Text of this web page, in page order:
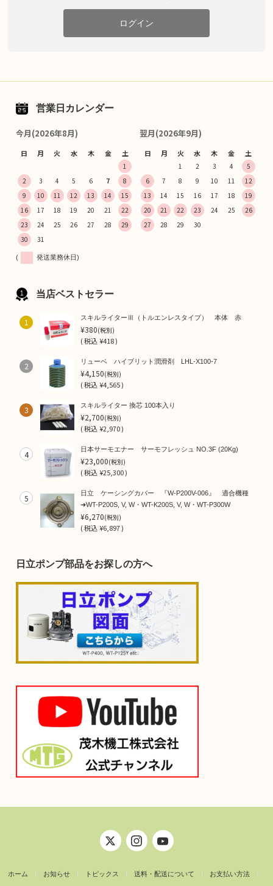
ログイン
営業日カレンダー
今月(2026年8月)
日 月 火 水 木 金 土
1
2
3 4 5 6 7
8
9
10 11 12 13 14
15
16
17 18 19 20 21
22
23
24 25 26 27 28
29
30
31
翌月(2026年9月)
日 月 火 水 木 金 土
1 2 3 4
5
6
7 8 9 10 11
12
13
14 15 16 17 18
19
20
21 22 23 24 25
26
27
28 29 30
( 発送業務休日)
当店ベストセラー
1 スキルライターⅢ（トルエンレスタイプ） 本体 赤
¥380(税別)
(税込¥418 )
2 リューベ ハイブリット潤滑剤 LHL-X100-7
¥4,150(税別)
(税込¥4,565 )
3 スキルライター 換芯 100本入り
¥2,700(税別)
(税込¥2,970 )
4 日本サーモエナー サーモフレッシュ NO.3F (20Kg)
¥23,000(税別)
(税込¥25,300 )
5
日立 ケーシングカバー 『W-P200V-006』 適合機種
➜WT-P200S, V, W・WT-K200S, V, W・WT-P300W
¥6,270(税別)
(税込¥6,897 )
日立ポンプ部品をお探しの方へ
ホーム お知らせ トピックス 送料・配送について お支払い方法